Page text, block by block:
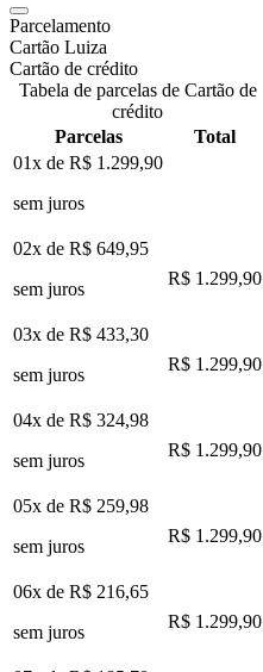
Parcelamento
Cartão Luiza
Cartão de crédito
Tabela de parcelas de Cartão de
crédito
Parcelas
Total
01x de R$ 1.299,90
sem juros
02x de R$ 649,95
sem juros
R$ 1.299,90
03x de R$ 433,30
sem juros
R$ 1.299,90
04x de R$ 324,98
sem juros
R$ 1.299,90
05x de R$ 259,98
sem juros
R$ 1.299,90
06x de R$ 216,65
sem juros
R$ 1.299,90